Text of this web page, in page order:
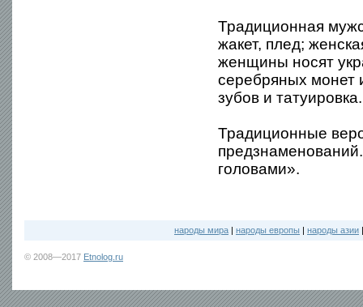
Традиционная
жакет, плед;
женщины носят
серебряных монет
зубов и татуировка.
Традиционные
головами».
народы мира | народы европы | народы азии
© 2008—2017 Etnolog.ru